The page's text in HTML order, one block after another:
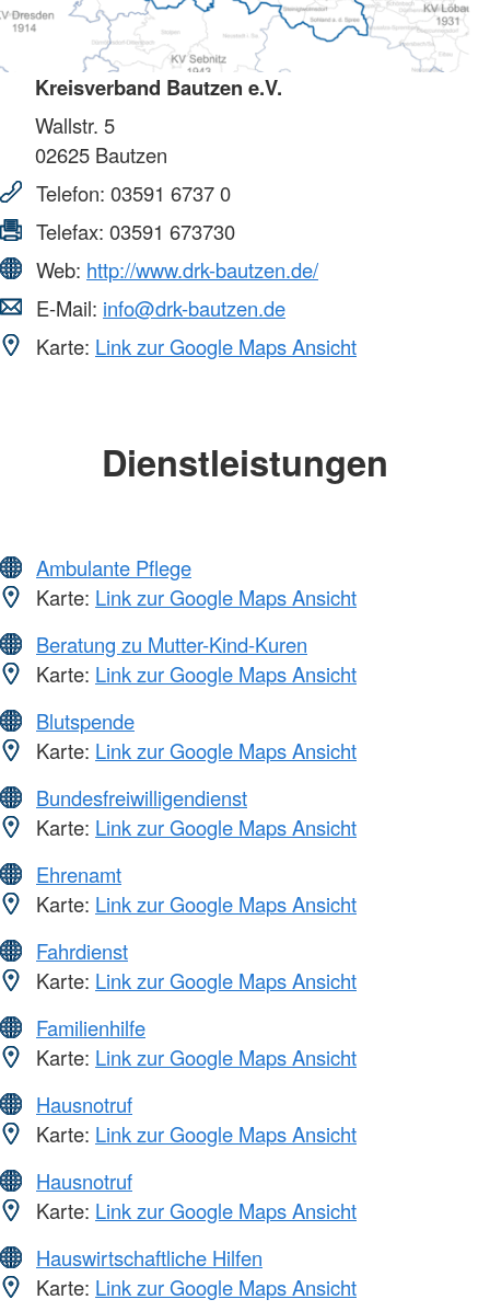
Kreisverband Bautzen e.V.
Wallstr. 5
02625 Bautzen
Telefon: 03591 6737 0
Telefax: 03591 673730
Web: http://www.drk-bautzen.de/
E-Mail: info@drk-bautzen.de
Karte: Link zur Google Maps Ansicht
Dienstleistungen
Ambulante Pflege
Karte: Link zur Google Maps Ansicht
Beratung zu Mutter-Kind-Kuren
Karte: Link zur Google Maps Ansicht
Blutspende
Karte: Link zur Google Maps Ansicht
Bundesfreiwilligendienst
Karte: Link zur Google Maps Ansicht
Ehrenamt
Karte: Link zur Google Maps Ansicht
Fahrdienst
Karte: Link zur Google Maps Ansicht
Familienhilfe
Karte: Link zur Google Maps Ansicht
Hausnotruf
Karte: Link zur Google Maps Ansicht
Hausnotruf
Karte: Link zur Google Maps Ansicht
Hauswirtschaftliche Hilfen
Karte: Link zur Google Maps Ansicht